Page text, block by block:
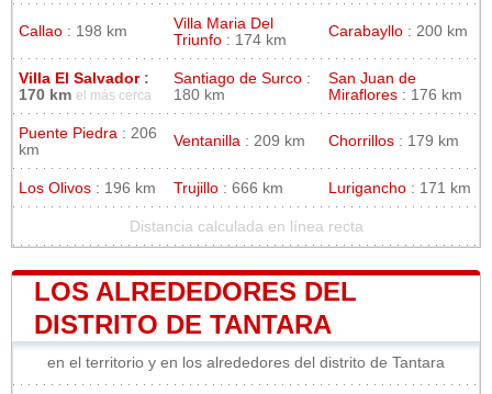
Callao : 198 km
Villa Maria Del
Triunfo : 174 km
Carabayllo : 200 km
Villa El Salvador:
170 km el más cerca
Santiago de Surco :
180 km
San Juan de
Miraflores : 176 km
Puente Piedra : 206
km
Ventanilla : 209 km Chorrillos : 179 km
Los Olivos : 196 km Trujillo : 666 km Lurigancho : 171 km
Distancia calculada en línea recta
LOS ALREDEDORES DEL
DISTRITO DE TANTARA
en el territorio y en los alrededores del distrito de Tantara